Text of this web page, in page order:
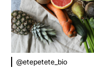
@etepetete_bio